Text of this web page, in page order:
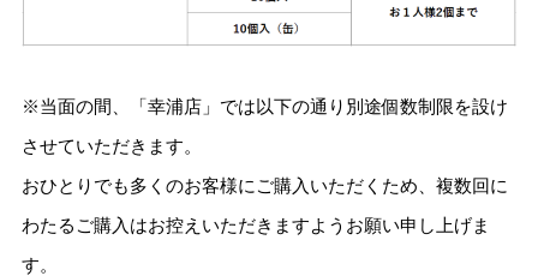
※当面の間、「幸浦店」では以下の通り別途個数制限を設け
させていただきます。
おひとりでも多くのお客様にご購入いただくため、複数回に
わたるご購入はお控えいただきますようお願い申し上げま
す。